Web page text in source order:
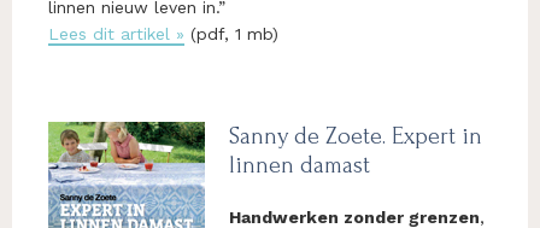
linnen nieuw leven in.”
Lees dit artikel » (pdf, 1 mb)
Sanny de Zoete. Expert in
linnen damast
Handwerken zonder grenzen,